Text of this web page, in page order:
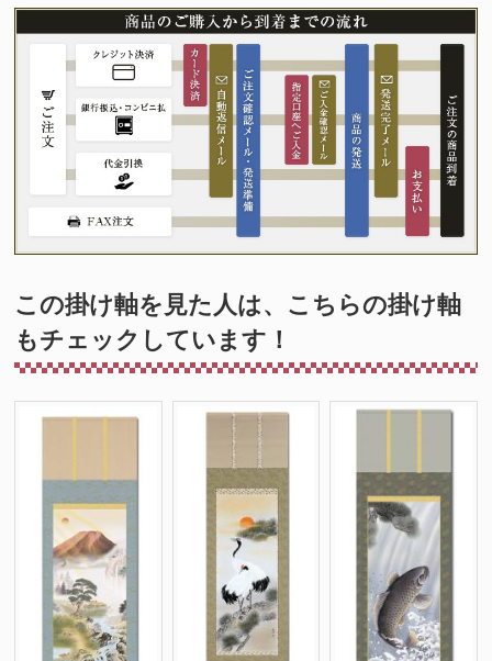
この掛け軸を見た人は、こちらの掛け軸
もチェックしています！